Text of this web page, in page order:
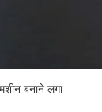
बनाने लगा